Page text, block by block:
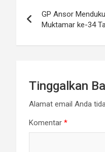
pos
GP Ansor
Muktamar ke-34
Tinggalkan
Alamat email Anda
Komentar *